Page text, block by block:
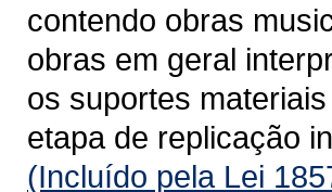
contendo obras
obras em geral
os suportes
etapa de replicação
(Incluído pela Lei